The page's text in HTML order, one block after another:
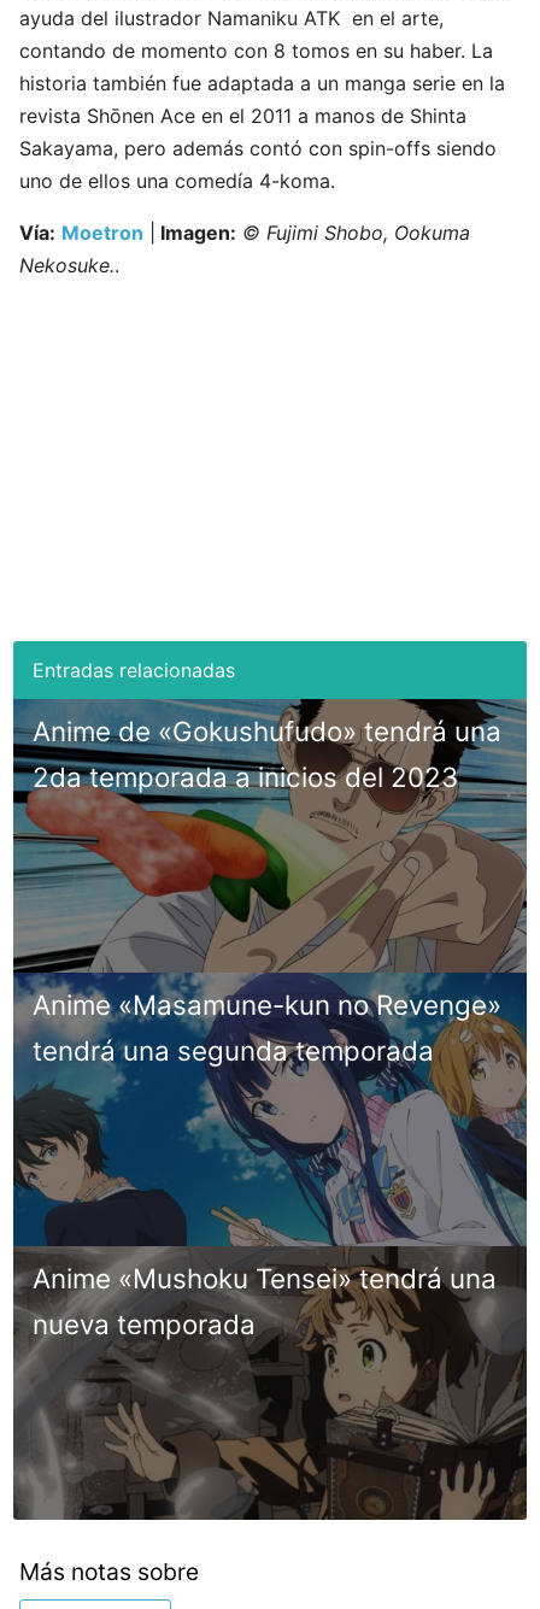
ayuda del ilustrador Namaniku ATK en el arte,
contando de momento con 8 tomos en su haber. La
historia también fue adaptada a un manga serie en la
revista Shōnen Ace en el 2011 a manos de Shinta
Sakayama, pero además contó con spin-offs siendo
uno de ellos una comedía 4-koma.
Vía: Moetron Imagen: © Fujimi Shobo, Ookuma
Nekosuke..
Anime de «Gokushufudo» tendrá una
2da temporada a inicios del 2023
Anime «Masamune-kun no Revenge»
tendrá una segunda temporada
Anime «Mushoku Tensei» tendrá una
nueva temporada
Más notas sobre